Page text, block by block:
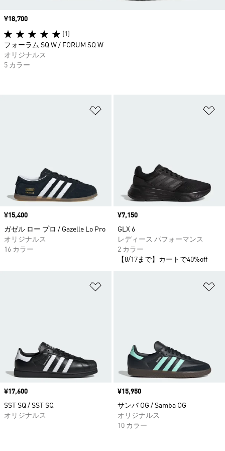
価格
¥15,400
ガゼル ロー プロ / Gazelle Lo Pro
オリジナルス
16 カラー
価格
¥7,150
GLX 6
レディース パフォーマンス
2 カラー
【8/17まで】カートで40%off
価格
¥17,600
SST SQ / SST SQ
オリジナルス
価格
¥15,950
サンバ OG / Samba OG
オリジナルス
10 カラー
価格
¥18,700
(1)
フォーラム SQ W / FORUM SQ W
オリジナルス
5 カラー